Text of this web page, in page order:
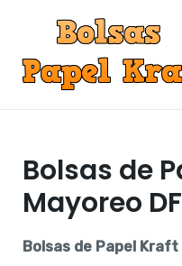
contenido
Bolsas de
Mayoreo DF
Bolsas de Papel Kraft